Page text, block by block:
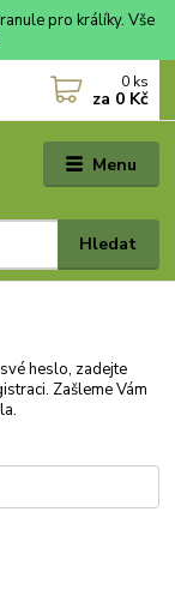
pro králíky. Vše
Menu
Hledat
0 ks
za 0 Kč
heslo, zadejte
Zašleme Vám